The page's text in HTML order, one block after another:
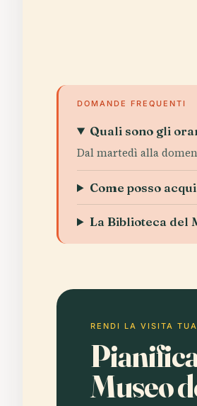
DOMANDE FREQUENTI
Quali sono gli
Dal martedì alla
Come posso
La Biblioteca del
RENDI LA VISITA TUA
Museo